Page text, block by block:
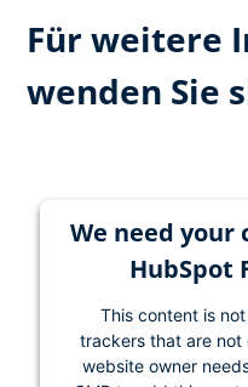
Für weitere
wenden Sie
We need your
HubSpot
This content is
trackers that are not
website owner